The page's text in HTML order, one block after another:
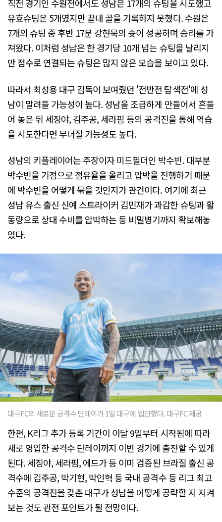
직전 경기인 수원전에서도 성남은 17개의 슈팅을 시도했고
유효슈팅은 5개였지만 끝내 골을 기록하지 못했다. 수원은
7개의 슈팅 중 후반 17분 강현묵의 슛이 성공하며 승리를 가
져왔다. 이처럼 성남은 한 경기당 10개 넘는 슈팅을 날리지
만 점수로 연결되는 슈팅은 많지 않은 모습을 보이고 있다.
따라서 최성용 대구 감독이 보여줬던 '전반전 탐색전'에 성
남이 말려들 가능성이 높다. 성남을 조급하게 만들어서 흔들
어 놓은 뒤 세징야, 김주공, 세라핌 등의 공격진을 통해 역습
을 시도한다면 무너질 가능성도 높다.
성남의 키플레이어는 주장이자 미드필더인 박수빈. 대부분
박수빈을 기점으로 점유율을 올리고 압박을 진행하기 때문
에 박수빈을 어떻게 묶을 것인지가 관건이다. 여기에 최근
성남 유스 출신 신예 스트라이커 김민재가 과감한 슈팅과 활
동량으로 상대 수비를 압박하는 등 비밀병기까지 확보해놓
았다.
대구FC의 새로운 공격수 단레이가 1일 대구에 입단했다. 대구FC 제공
한편, K리그 추가 등록 기간이 이달 9일부터 시작됨에 따라
새로 영입한 공격수 단레이까지 이번 경기에 출전할 수 있게
된다. 세징야, 세라핌, 에드가 등 이미 검증된 브라질 출신 공
격수에 김주공, 박기현, 박인혁 등 국내 공격수 등 리그 최고
수준의 공격진을 갖춘 대구가 성남을 어떻게 공략할 지 지켜
보는 것도 관전 포인트가 될 전망이다.